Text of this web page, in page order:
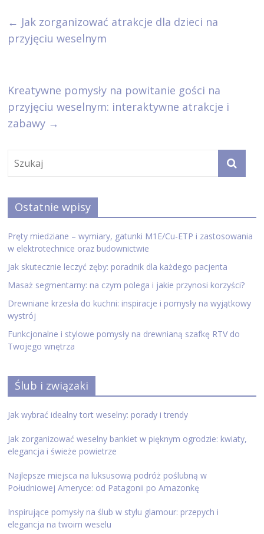
← Jak zorganizować atrakcje dla dzieci na
przyjęciu weselnym
Kreatywne pomysły na powitanie gości na
przyjęciu weselnym: interaktywne atrakcje i
zabawy →
Ostatnie wpisy
Pręty miedziane – wymiary, gatunki M1E/Cu-ETP i zastosowania
w elektrotechnice oraz budownictwie
Jak skutecznie leczyć zęby: poradnik dla każdego pacjenta
Masaż segmentarny: na czym polega i jakie przynosi korzyści?
Drewniane krzesła do kuchni: inspiracje i pomysły na wyjątkowy
wystrój
Funkcjonalne i stylowe pomysły na drewnianą szafkę RTV do
Twojego wnętrza
Ślub i związaki
Jak wybrać idealny tort weselny: porady i trendy
Jak zorganizować weselny bankiet w pięknym ogrodzie: kwiaty,
elegancja i świeże powietrze
Najlepsze miejsca na luksusową podróż poślubną w
Południowej Ameryce: od Patagonii po Amazonkę
Inspirujące pomysły na ślub w stylu glamour: przepych i
elegancja na twoim weselu